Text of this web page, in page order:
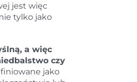
jest więc
tylko jako
a więc
czy
jako